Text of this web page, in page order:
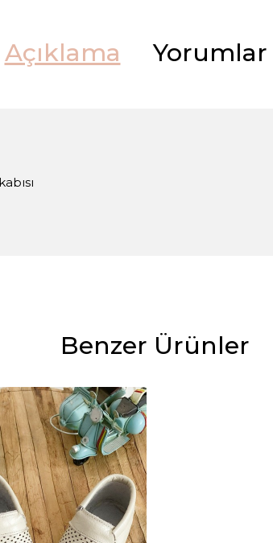
Açıklama Yorumlar
Benzer Ürünler